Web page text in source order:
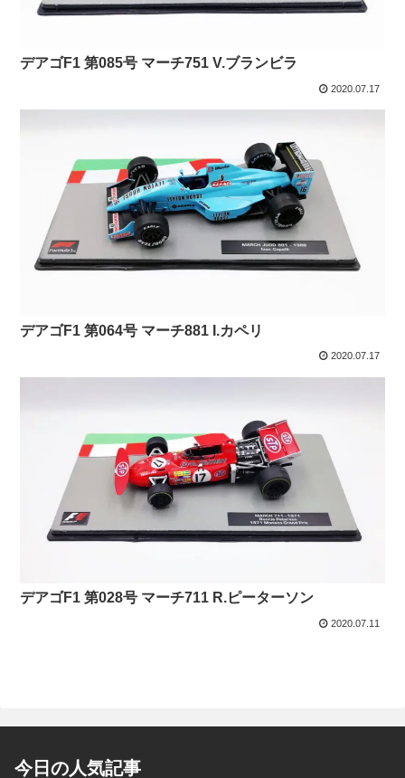
デアゴF1 第085号 マーチ751 V.ブランビラ
2020.07.17
デアゴF1 第064号 マーチ881 I.カペリ
2020.07.17
デアゴF1 第028号 マーチ711 R.ピーターソン
2020.07.11
今日の人気記事